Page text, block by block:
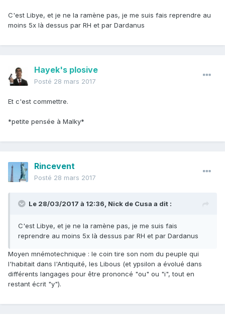
C'est Libye, et je ne la ramène pas, je me suis fais reprendre au
moins 5x là dessus par RH et par Dardanus
Hayek's plosive
Posté 28 mars 2017
Et c'est commettre.
*petite pensée à Malky*
Rincevent
Posté 28 mars 2017
Le 28/03/2017 à 12:36, Nick de Cusa a dit :
C'est Libye, et je ne la ramène pas, je me suis fais
reprendre au moins 5x là dessus par RH et par Dardanus
Moyen mnémotechnique : le coin tire son nom du peuple qui
l'habitait dans l'Antiquité, les Libous (et ypsilon a évolué dans
différents langages pour être prononcé "ou" ou "i", tout en
restant écrit "y").